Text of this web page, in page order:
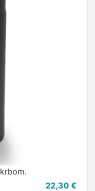
22,30 €